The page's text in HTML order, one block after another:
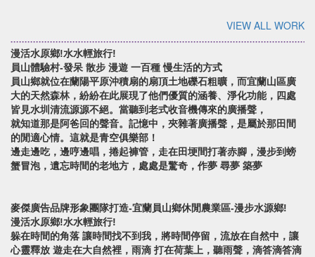
VIEW ALL WORK
漫活水原鄉!水水輕旅行!
員山體驗村-發呆 散步 漫遊 一百種 慢生活的方式
員山鄉就位在蘭陽平原沖積扇的扇頂土地礫石粗曠，而宜蘭山區廣
大的天然森林，紛紛在此展現了他們優質的涵養、淨化功能，四處
皆見水圳清流源源不絕。當聽到老式收音機傳來的廣播聲，
就知道那是阿爸回的聲音。記憶中，夾雜著廣播聲，是屬於那田間
的閒適心情。這就是青空俱樂部！
邊走邊吃，邊哼邊唱，捲起褲管，走在田埂間打著赤腳，漫步到螃
蟹冒泡，遺忘時間的老地方，處處是驚奇，作夢 尋夢 築夢
麥傑廣告品牌形象團隊打造-宜蘭員山鄉休閒農業區-漫步水源鄉!
漫活水原鄉!水水輕旅行!
躲在時間的角落 讓時間找不到我，將時間停留，流放在自然中，讓
心靈釋放 遊走在大自然裡，雨滴 打在荷葉上，聽雨聲，滴答滴答滴